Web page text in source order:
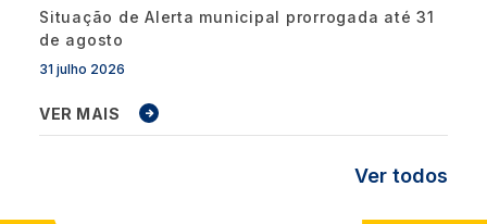
Situação de Alerta municipal prorrogada até 31
de agosto
31 julho 2026
VER MAIS
Ver todos